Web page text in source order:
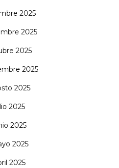
2025
2025
2025
2025
2025
2025
2025
2025
2025